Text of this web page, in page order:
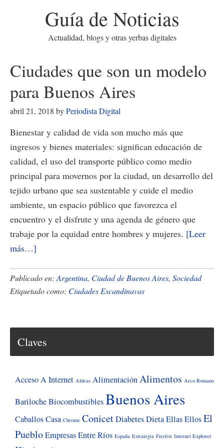
Guía de Noticias
Actualidad, blogs y otras yerbas digitales
Ciudades que son un modelo
para Buenos Aires
abril 21, 2018 byPeriodista Digital
Bienestar y calidad de vida son mucho más que
ingresos y bienes materiales: significan educación de
calidad, el uso del transporte público como medio
principal para movernos por la ciudad, un desarrollo del
tejido urbano que sea sustentable y cuide el medio
ambiente, un espacio público que favorezca el
encuentro y el disfrute y una agenda de género que
trabaje por la equidad entre hombres y mujeres. [Leer
más…]
Ciudades
que
para
Aires
Publicado en: Argentina, Ciudad de Buenos Aires, Sociedad
Etiquetado como: Ciudades Escandinavas
Claves
Acceso A Internet Aldeas AlimentaciónAlimentos Arco Romano
BarilocheBiocombustiblesBuenos Aires
CaballosCasa Chrome ConicetDiabetesDietaEllasEllosEl
PuebloEmpresasEntre Ríos España Estrategia Firefox Internet Explorer